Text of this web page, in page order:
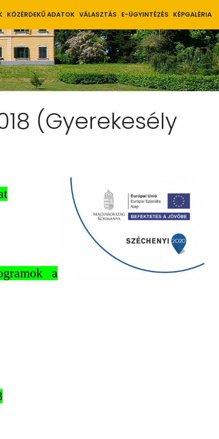
KÖZÉRDEKŰ ADATOK VÁLASZTÁS E-ÜGYINTÉZÉS KÉPGALÉRIA
(Gyerekesély
a